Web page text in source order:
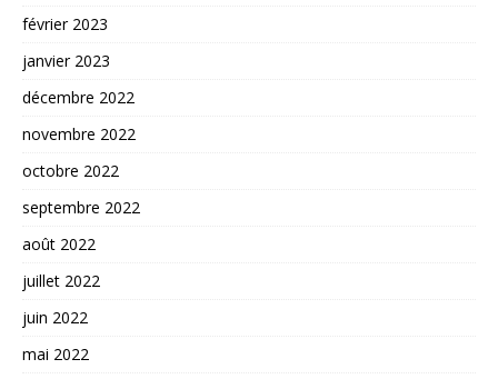
février 2023
janvier 2023
décembre 2022
novembre 2022
octobre 2022
septembre 2022
août 2022
juillet 2022
juin 2022
mai 2022